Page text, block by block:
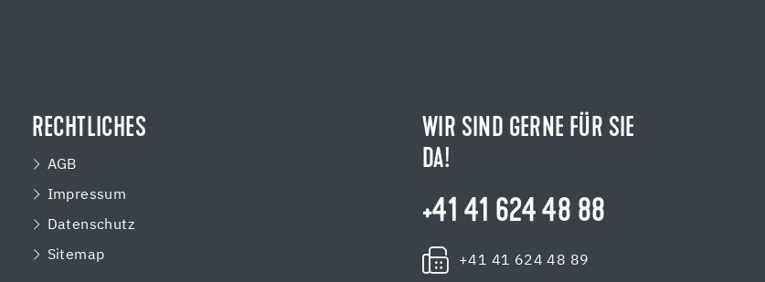
RECHTLICHES
AGB
Impressum
Datenschutz
Sitemap
WIR SIND GERNE FÜR SIE
DA!
+41 41 624 48 88
+41 41 624 48 89